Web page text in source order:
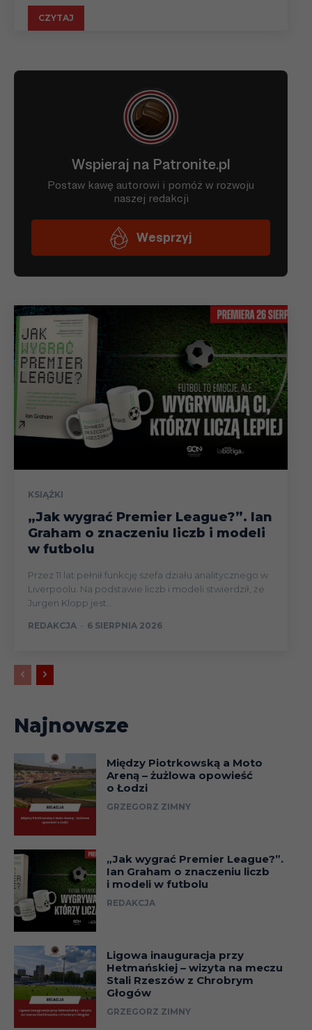
CZYTAJ
KSIĄŻKI
„Jak wygrać Premier League?”. Ian
Graham o znaczeniu liczb i modeli
w futbolu
Przez 11 lat pełnił funkcję szefa działu analitycznego w
Liverpoolu. Na podstawie liczb i modeli stwierdził, że
Jurgen Klopp jest...
REDAKCJA - 6 SIERPNIA 2026
Najnowsze
Między Piotrkowską a Moto
Areną – żużlowa opowieść
o Łodzi
GRZEGORZ ZIMNY
„Jak wygrać Premier League?”.
Ian Graham o znaczeniu liczb
i modeli w futbolu
REDAKCJA
Ligowa inauguracja przy
Hetmańskiej – wizyta na meczu
Stali Rzeszów z Chrobrym
Głogów
GRZEGORZ ZIMNY